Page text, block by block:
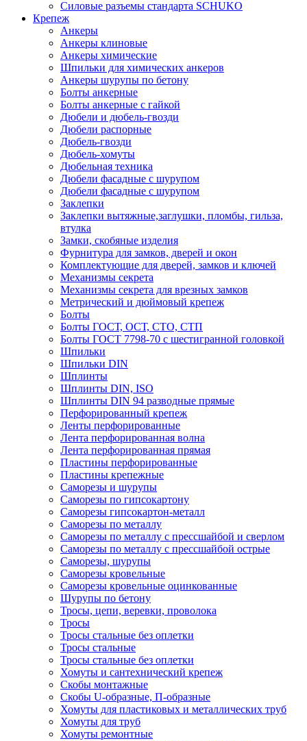
Силовые разъемы стандарта SCHUKO
Крепеж
Анкеры
Анкеры клиновые
Анкеры химические
Шпильки для химических анкеров
Анкеры шурупы по бетону
Болты анкерные
Болты анкерные с гайкой
Дюбели и дюбель-гвозди
Дюбели распорные
Дюбель-гвозди
Дюбель-хомуты
Дюбельная техника
Дюбели фасадные с шурупом
Дюбели фасадные с шурупом
Заклепки
Заклепки вытяжные,заглушки, пломбы, гильза,
втулка
Замки, скобяные изделия
Фурнитура для замков, дверей и окон
Комплектующие для дверей, замков и ключей
Механизмы секрета
Механизмы секрета для врезных замков
Метрический и дюймовый крепеж
Болты
Болты ГОСТ, ОСТ, СТО, СТП
Болты ГОСТ 7798-70 с шестигранной головкой
Шпильки
Шпильки DIN
Шплинты
Шплинты DIN, ISO
Шплинты DIN 94 разводные прямые
Перфорированный крепеж
Ленты перфорированные
Лента перфорированная волна
Лента перфорированная прямая
Пластины перфорированные
Пластины крепежные
Саморезы и шурупы
Саморезы по гипсокартону
Саморезы гипсокартон-металл
Саморезы по металлу
Саморезы по металлу с прессшайбой и сверлом
Саморезы по металлу с прессшайбой острые
Саморезы, шурупы
Саморезы кровельные
Саморезы кровельные оцинкованные
Шурупы по бетону
Тросы, цепи, веревки, проволока
Тросы
Тросы стальные без оплетки
Тросы стальные
Тросы стальные без оплетки
Хомуты и сантехнический крепеж
Скобы монтажные
Скобы U-образные, П-образные
Хомуты для пластиковых и металлических труб
Хомуты для труб
Хомуты ремонтные